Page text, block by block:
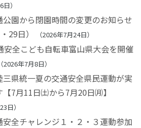
日
公園から閉園時間の変更のお知らせ
29日）
2026年7月24日
安全こども自転車富山県大会を開催
2026年7月8日
県統一夏の交通安全県民運動が実
7月11日㈯から7月20日㈪】
日
安全チャレンジ１・２・３運動参加